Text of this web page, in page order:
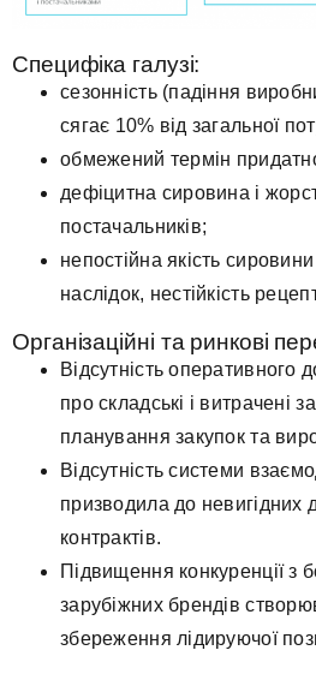
Специфіка галузі:
сезонність (падіння
сягає 10% від загальної
обмежений термін
дефіцитна сировина і
постачальників;
непостійна якість
наслідок, нестійкість
Організаційні та ринкові
Відсутність оперативного
про складські і витрачені
планування закупок та
Відсутність системи
призводила до невигідних
контрактів.
Підвищення конкуренції з
зарубіжних брендів
збереження лідируючої